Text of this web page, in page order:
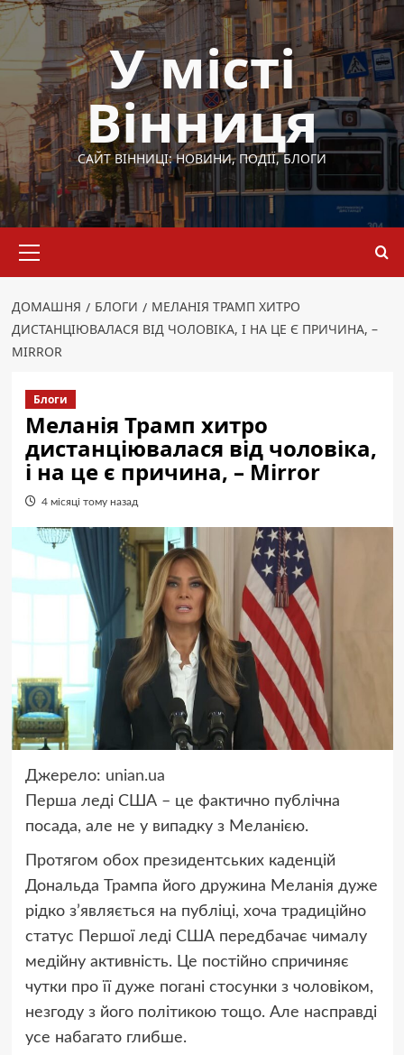
Перейти
до
вмісту
У місті
Вінниця
САЙТ ВІННИЦІ: НОВИНИ, ПОДІЇ, БЛОГИ
меню
ДОМАШНЯ БЛОГИ
МЕЛАНІЯ ТРАМП ХИТРО
ДИСТАНЦІЮВАЛАСЯ ВІД ЧОЛОВІКА, І НА ЦЕ Є ПРИЧИНА, –
MIRROR
Блоги
Меланія Трамп хитро
дистанціювалася від чоловіка,
і на це є причина, – Mirror
4 місяці тому назад
Джерело: unian.ua
Перша леді США – це фактично публічна
посада, але не у випадку з Меланією.
Протягом обох президентських каденцій
Дональда Трампа його дружина Меланія дуже
рідко з’являється на публіці, хоча традиційно
статус Першої леді США передбачає чималу
медійну активність. Це постійно спричиняє
чутки про її дуже погані стосунки з чоловіком,
незгоду з його політикою тощо. Але насправді
усе набагато глибше.